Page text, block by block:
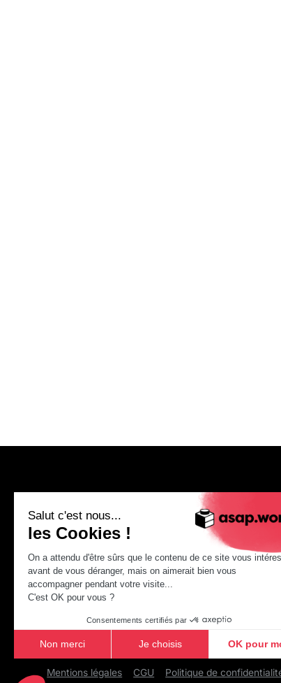
Salut c'est nous...
les Cookies !
On a attendu d'être sûrs que le contenu de ce site vous
avant de vous déranger, mais on aimerait bien vous
accompagner pendant votre visite...
C'est OK pour vous ?
Consentements certifiés par
Non merci Je choisis OK pour
Axeptio consent
Plateforme de Gestion du Consentement :
Nous
Make
Just
Mentions légales CGU Politique de